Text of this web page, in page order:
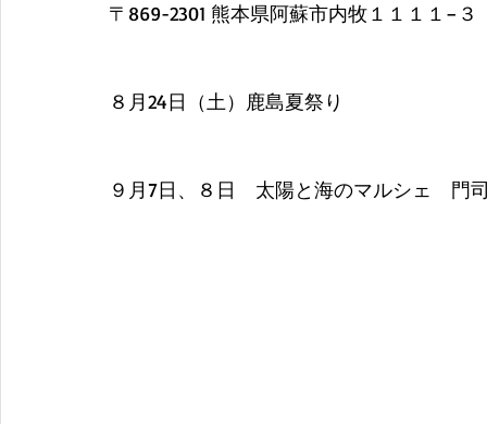
〒869-2301 熊本県阿蘇市内牧１１１１−３
８月24日（土）鹿島夏祭り
９月7日、８日　太陽と海のマルシェ　門